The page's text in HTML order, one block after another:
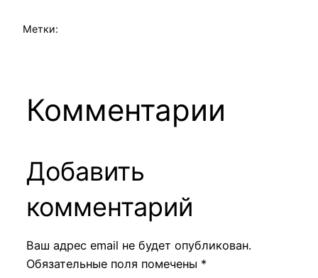
Метки:
Комментарии
Добавить
комментарий
Ваш адрес email не будет опубликован.
Обязательные поля помечены *